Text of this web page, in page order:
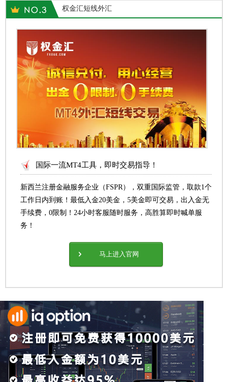
权金汇短线外汇
国际一流MT4工具，即时交易指导！
新西兰注册金融服务企业（FSPR），双重国际监管，取款1个
工作日内到账！最低入金20美金，5美金即可交易，出入金无
手续费，0限制！24小时客服随时服务，高胜算即时喊单服
务！
马上进入官网